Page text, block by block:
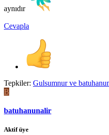
aynıdır
Cevapla
Tepkiler: Gulsumnurve
B
batuhanunalir
Aktif üye